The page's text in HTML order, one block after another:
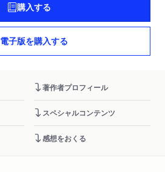
購入する
電子版を購入する
著作者プロフィール
スペシャルコンテンツ
感想をおくる